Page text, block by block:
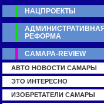
НАЦПРОЕКТЫ
АДМИНИСТРАТИВНАЯ
РЕФОРМА
САМАРА-REVIEW
АВТО НОВОСТИ САМАРЫ
ЭТО ИНТЕРЕСНО
ИЗОБРЕТАТЕЛИ САМАРЫ